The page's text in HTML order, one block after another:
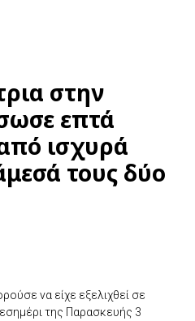
στην
επτά
ισχυρά
τους δύο
να είχε εξελιχθεί σε
της Παρασκευής 3